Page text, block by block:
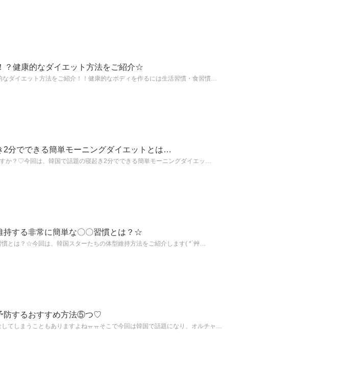
？健康的なダイエット方法をご紹介☆
ダイエット方法をご紹介！！健康的なボディを作るには生活習慣・食習慣…
分でできる簡単モーニングダイエットとは…
か？♡今回は、韓国で話題の寝起き2分でできる簡単モーニングダイエッ…
持する非常に簡単な〇〇習慣とは？☆
とは？☆今回は、韓国スターたちの体型維持方法をご紹介します( *´艸…
防するおすすめ方法⑤つ♡
てしまうこともありますよねㅠㅠそこで今回は韓国で話題になり、オルチャ…